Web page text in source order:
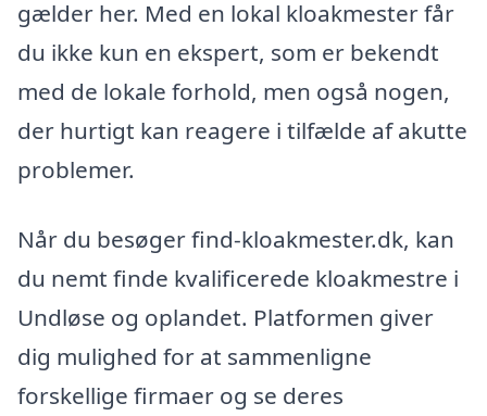
gælder her. Med en lokal kloakmester får
du ikke kun en ekspert, som er bekendt
med de lokale forhold, men også nogen,
der hurtigt kan reagere i tilfælde af akutte
problemer.
Når du besøger find-kloakmester.dk, kan
du nemt finde kvalificerede kloakmestre i
Undløse og oplandet. Platformen giver
dig mulighed for at sammenligne
forskellige firmaer og se deres